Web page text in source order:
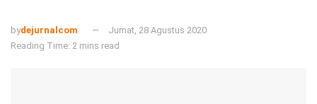
bydejurnalcom
Jumat, 28 Agustus 2020
Reading Time: 2 mins read